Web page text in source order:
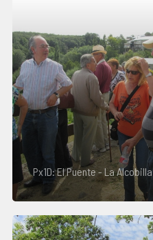
Px1D: El Puente - La Alcobilla